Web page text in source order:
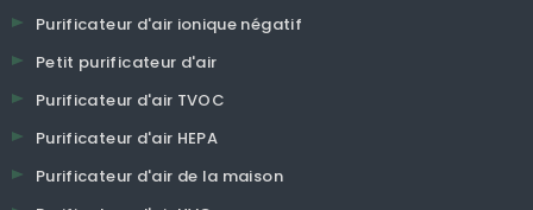
Purificateur d'air ionique négatif
Petit purificateur d'air
Purificateur d'air TVOC
Purificateur d'air HEPA
Purificateur d'air de la maison